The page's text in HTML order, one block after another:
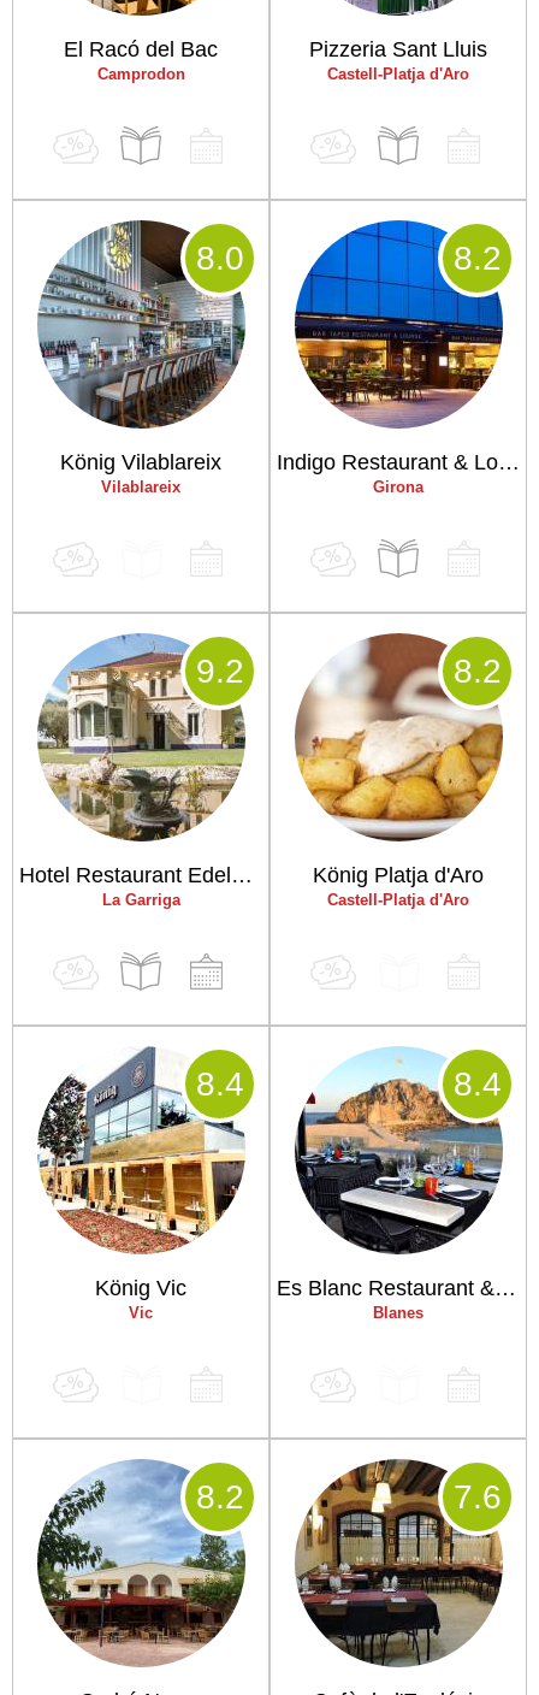
El Racó del Bac
Camprodon
Pizzeria Sant Lluis
Castell-Platja d'Aro
König Vilablareix
Vilablareix
8.0
Indigo Restaurant & Lounge
Girona
8.2
Hotel Restaurant Edelweiss
La Garriga
9.2
König Platja d'Aro
Castell-Platja d'Aro
8.2
König Vic
Vic
8.4
Es Blanc Restaurant & Lounge Club
Blanes
8.4
8.2 7.6